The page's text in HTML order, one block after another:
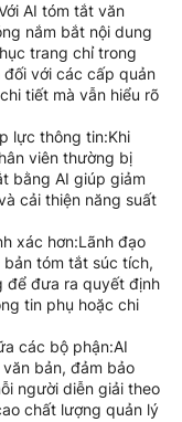
AI tóm tắt văn
nắm bắt nội dung
trang chỉ trong
với các cấp quản
tiết mà vẫn hiểu rõ
lực thông tin:Khi
viên thường bị
bằng AI giúp giảm
cải thiện năng suất
xác hơn:Lãnh đạo
tóm tắt súc tích,
để đưa ra quyết định
tin phụ hoặc chi
các bộ phận:AI
bản, đảm bảo
người diễn giải theo
chất lượng quản lý